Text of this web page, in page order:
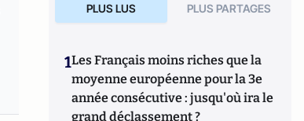
PLUS LUS PLUS PARTAGES
1Les Français moins riches que la
moyenne européenne pour la 3e
année consécutive : jusqu'où ira le
grand déclassement ?